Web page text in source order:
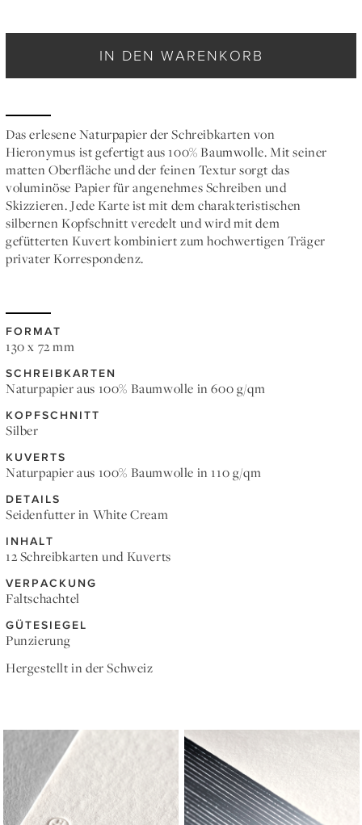
IN DEN WARENKORB
Das erlesene Naturpapier der Schreibkarten von
Hieronymus ist gefertigt aus 100% Baumwolle. Mit seiner
matten Oberfläche und der feinen Textur sorgt das
voluminöse Papier für angenehmes Schreiben und
Skizzieren. Jede Karte ist mit dem charakteristischen
silbernen Kopfschnitt veredelt und wird mit dem
gefütterten Kuvert kombiniert zum hochwertigen Träger
privater Korrespondenz.
FORMAT
130 x 72 mm
SCHREIBKARTEN
Naturpapier aus 100% Baumwolle in 600 g/qm
KOPFSCHNITT
Silber
KUVERTS
Naturpapier aus 100% Baumwolle in 110 g/qm
DETAILS
Seidenfutter in White Cream
INHALT
12 Schreibkarten und Kuverts
VERPACKUNG
Faltschachtel
GÜTESIEGEL
Punzierung
Hergestellt in der Schweiz